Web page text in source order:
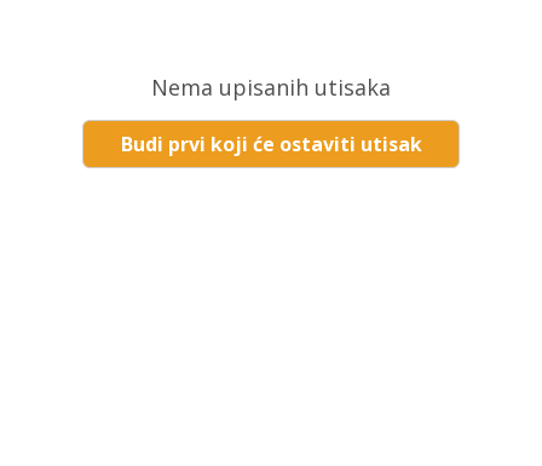
Nema upisanih utisaka
Budi prvi koji će ostaviti utisak